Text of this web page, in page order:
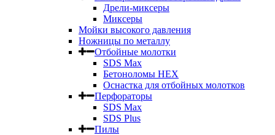
Дрели-миксеры
Миксеры
Мойки высокого давления
Ножницы по металлу
Отбойные молотки
SDS Max
Бетоноломы HEX
Оснастка для отбойных молотков
Перфораторы
SDS Max
SDS Plus
Пилы